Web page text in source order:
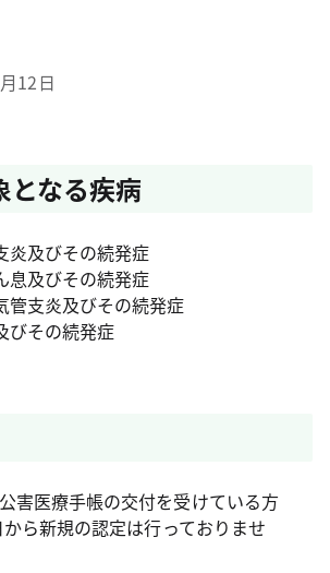
12日
となる疾病
及びその続発症
及びその続発症
支炎及びその続発症
びその続発症
害医療手帳の交付を受けている方
から新規の認定は行っておりませ